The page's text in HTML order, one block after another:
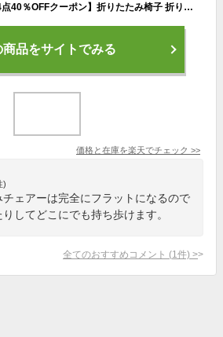
【2点20％、3点30％、4点40％OFFクーポン】折りたたみ椅子 折りたたみチェア 万博 アウトドアチェア 持ち運び 軽量 簡易チェア 折り畳み 椅子 イス チェア スツール ポータブルチェア コンパクト 携帯 省スペース スリム 便利 旅行 避難 観戦 テーマパーク
商品をサイトでみる
価格と在庫を楽天でチェック >>
)
ェアーは完全にフラットになるので
してどこにでも持ち歩けます。
全てのおすすめコメント (1 件) >